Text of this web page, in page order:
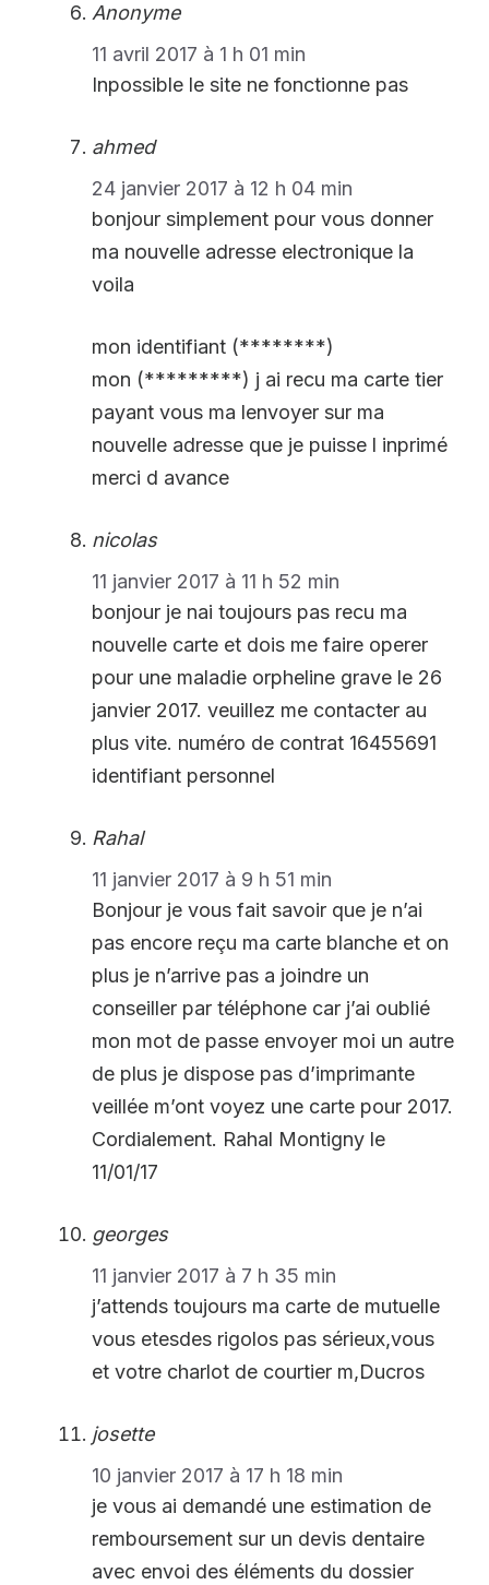
Anonyme
11 avril 2017 à 1 h 01 min
Inpossible le site ne fonctionne pas
ahmed
24 janvier 2017 à 12 h 04 min
bonjour simplement pour vous donner
ma nouvelle adresse electronique la
voila
mon identifiant (********)
mon (*********) j ai recu ma carte tier
payant vous ma lenvoyer sur ma
nouvelle adresse que je puisse l inprimé
merci d avance
nicolas
11 janvier 2017 à 11 h 52 min
bonjour je nai toujours pas recu ma
nouvelle carte et dois me faire operer
pour une maladie orpheline grave le 26
janvier 2017. veuillez me contacter au
plus vite. numéro de contrat 16455691
identifiant personnel
Rahal
11 janvier 2017 à 9 h 51 min
Bonjour je vous fait savoir que je n’ai
pas encore reçu ma carte blanche et on
plus je n’arrive pas a joindre un
conseiller par téléphone car j’ai oublié
mon mot de passe envoyer moi un autre
de plus je dispose pas d’imprimante
veillée m’ont voyez une carte pour 2017.
Cordialement. Rahal Montigny le
11/01/17
georges
11 janvier 2017 à 7 h 35 min
j’attends toujours ma carte de mutuelle
vous etesdes rigolos pas sérieux,vous
et votre charlot de courtier m,Ducros
josette
10 janvier 2017 à 17 h 18 min
je vous ai demandé une estimation de
remboursement sur un devis dentaire
avec envoi des éléments du dossier